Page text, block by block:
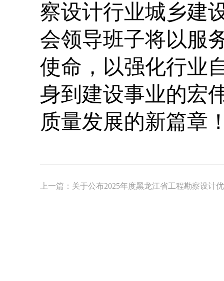
察设计行业城乡建
会领导班子将以服
使命，以强化行业
身到建设事业的宏
质量发展的新篇章
上一篇： 关于公布2025年度黑龙江省工程勘察设计